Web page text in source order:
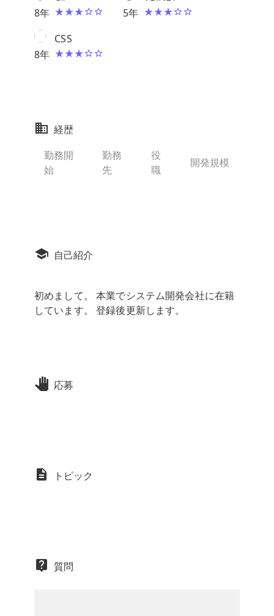
8年
5年
8年
CSS
経歴
勤務開
始
勤務
先
役
職
開発規模
自己紹介
初めまして。 本業でシステム開発会社に在籍
しています。 登録後更新します。
応募
トピック
質問